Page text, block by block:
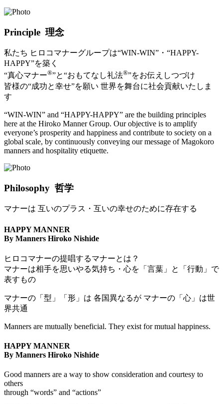
Principle 理念
私たち ヒロコマナーグループは“WIN-WIN”・“HAPPY-
HAPPY”を築く
“真心マナー®”と“おもてなし礼法®”をお伝えしつづけ
皆様の“成功と幸せ”を願い 世界を舞台に社会貢献いたしま
す
“WIN-WIN” and “HAPPY-HAPPY” are the building principles
here at the Hiroko Manner Group. Our objective is to amplify
everyone’s prosperity and happiness and contribute to society on a
global scale, by continuously conveying our message of Magokoro
manners and hospitality etiquette.
Philosophy 哲学
マナーは 互いのプラス・互いの幸せのために存在する
HAPPY MANNER
By Manners Hiroko Nishide
ヒロコマナーの提唱するマナーとは？
マナーは相手を思いやる気持ち・心を「言葉」と「行動」で
表すもの
マナーの「型」「形」は 各国異なるが マナーの「心」は世
界共通
Manners are mutually beneficial. They exist for mutual happiness.
HAPPY MANNER
By Manners Hiroko Nishide
Good manners are a way to show consideration and courtesy to
others
through “words” and “actions”